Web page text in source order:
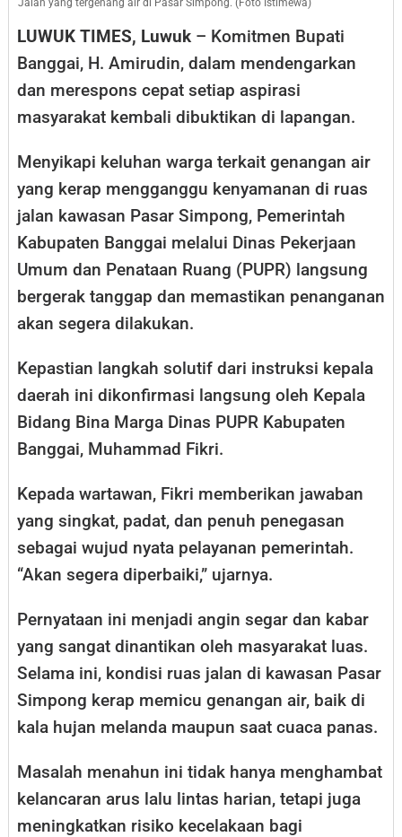
Dinas
PUPR
Segera
Benahi
Jalan
Tergenang
di
Pasar
Simpong
LUWUK TIMES, Luwuk – Komitmen Bupati
Banggai, H. Amirudin, dalam mendengarkan
dan merespons cepat setiap aspirasi
masyarakat kembali dibuktikan di lapangan.
Menyikapi keluhan warga terkait genangan air
yang kerap mengganggu kenyamanan di ruas
jalan kawasan Pasar Simpong, Pemerintah
Kabupaten Banggai melalui Dinas Pekerjaan
Umum dan Penataan Ruang (PUPR) langsung
bergerak tanggap dan memastikan penanganan
akan segera dilakukan.
Kepastian langkah solutif dari instruksi kepala
daerah ini dikonfirmasi langsung oleh Kepala
Bidang Bina Marga Dinas PUPR Kabupaten
Banggai, Muhammad Fikri.
Kepada wartawan, Fikri memberikan jawaban
yang singkat, padat, dan penuh penegasan
sebagai wujud nyata pelayanan pemerintah.
“Akan segera diperbaiki,” ujarnya.
Pernyataan ini menjadi angin segar dan kabar
yang sangat dinantikan oleh masyarakat luas.
Selama ini, kondisi ruas jalan di kawasan Pasar
Simpong kerap memicu genangan air, baik di
kala hujan melanda maupun saat cuaca panas.
Masalah menahun ini tidak hanya menghambat
kelancaran arus lalu lintas harian, tetapi juga
meningkatkan risiko kecelakaan bagi